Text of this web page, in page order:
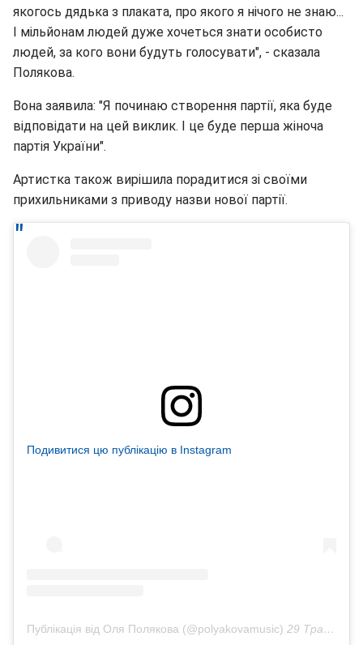
якогось дядька з плаката, про якого я нічого не знаю...
І мільйонам людей дуже хочеться знати особисто
людей, за кого вони будуть голосувати", - сказала
Полякова.
Вона заявила: "Я починаю створення партії, яка буде
відповідати на цей виклик. І це буде перша жіноча
партія України".
Артистка також вирішила порадитися зі своїми
прихильниками з приводу назви нової партії.
Подивитися цю публікацію в Instagram
Публікація від Оля Полякова (@polyakovamusic) 29 Травень 2019 о 4:21 PDT